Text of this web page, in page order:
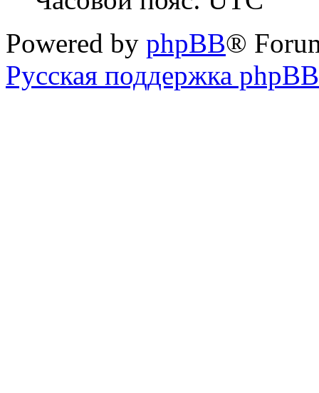
Powered by phpBB®
Русская поддержка phpBB